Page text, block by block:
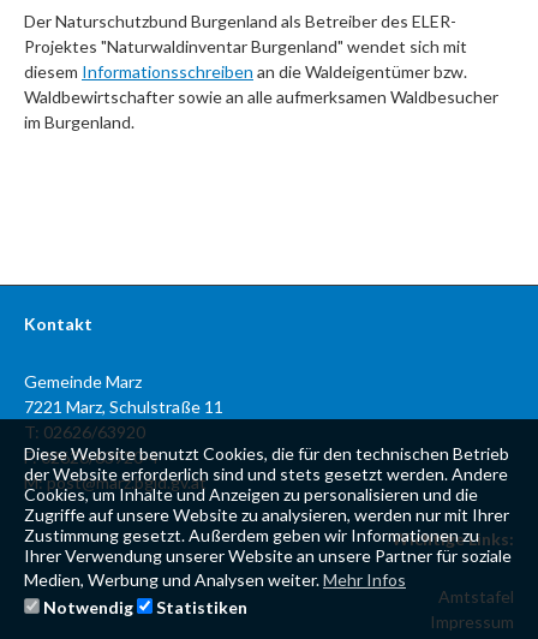
Diese Website benutzt Cookies, die für den technischen Betrieb
der Website erforderlich sind und stets gesetzt werden. Andere
Cookies, um Inhalte und Anzeigen zu personalisieren und die
Zugriffe auf unsere Website zu analysieren, werden nur mit Ihrer
Zustimmung gesetzt. Außerdem geben wir Informationen zu
Ihrer Verwendung unserer Website an unsere Partner für soziale
Medien, Werbung und Analysen weiter.Mehr Infos
Notwendig
Statistiken
Der Naturschutzbund Burgenland als Betreiber des ELER-
Projektes "Naturwaldinventar Burgenland" wendet sich mit
diesem Informationsschreiben an die Waldeigentümer bzw.
Waldbewirtschafter sowie an alle aufmerksamen Waldbesucher
im Burgenland.
Kontakt
Gemeinde Marz
7221 Marz, Schulstraße 11
T: 02626/63920
F: 02626/63920-4
M:post@marz.bgld.gv.at
Wichtige Links:
Amtstafel
Impressum